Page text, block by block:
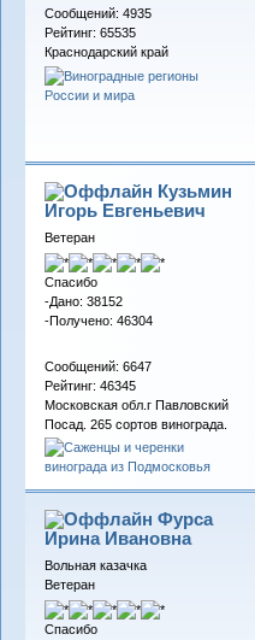
Сообщений: 4935
Рейтинг: 65535
Краснодарский край
Кузьмин
Игорь Евгеньевич
Ветеран
Спасибо
-Дано: 38152
-Получено: 46304
Сообщений: 6647
Рейтинг: 46345
Московская обл.г Павловский
Посад. 265 сортов винограда.
Фурса
Ирина Ивановна
Вольная казачка
Ветеран
Спасибо